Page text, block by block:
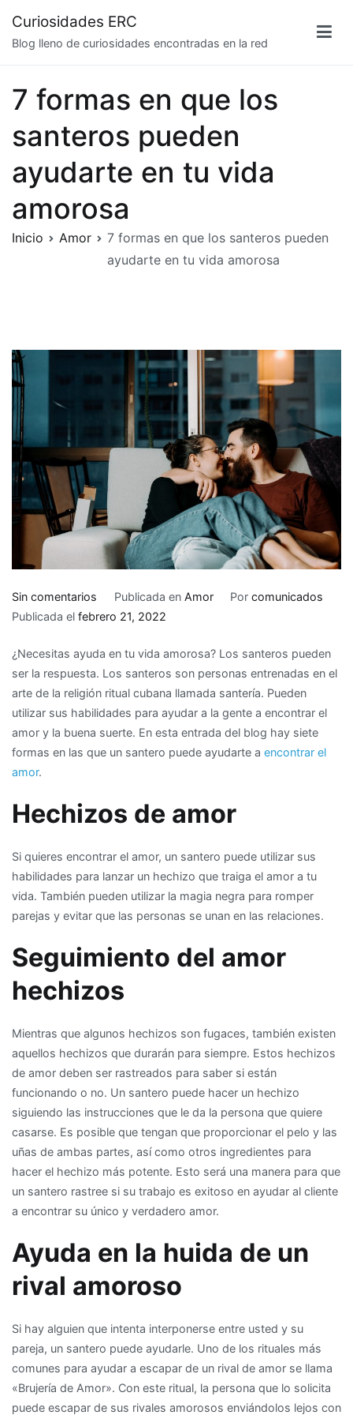
contenido
Curiosidades ERC
Blog lleno de curiosidades encontradas en la red
7 formas en que los
santeros pueden
ayudarte en tu vida
amorosa
Inicio Amor
7 formas en que los santeros pueden
ayudarte en tu vida amorosa
Sin comentarios
7
en
que
los
santeros
pueden
ayudarte
vida
Publicada en Amor Porcomunicados
Publicada el febrero 21, 2022
¿Necesitas ayuda en tu vida amorosa? Los santeros pueden
ser la respuesta. Los santeros son personas entrenadas en el
arte de la religión ritual cubana llamada santería. Pueden
utilizar sus habilidades para ayudar a la gente a encontrar el
amor y la buena suerte. En esta entrada del blog hay siete
formas en las que un santero puede ayudarte a encontrar el
amor.
Hechizos de amor
Si quieres encontrar el amor, un santero puede utilizar sus
habilidades para lanzar un hechizo que traiga el amor a tu
vida. También pueden utilizar la magia negra para romper
parejas y evitar que las personas se unan en las relaciones.
Seguimiento del amor
hechizos
Mientras que algunos hechizos son fugaces, también existen
aquellos hechizos que durarán para siempre. Estos hechizos
de amor deben ser rastreados para saber si están
funcionando o no. Un santero puede hacer un hechizo
siguiendo las instrucciones que le da la persona que quiere
casarse. Es posible que tengan que proporcionar el pelo y las
uñas de ambas partes, así como otros ingredientes para
hacer el hechizo más potente. Esto será una manera para que
un santero rastree si su trabajo es exitoso en ayudar al cliente
a encontrar su único y verdadero amor.
Ayuda en la huida de un
rival amoroso
Si hay alguien que intenta interponerse entre usted y su
pareja, un santero puede ayudarle. Uno de los rituales más
comunes para ayudar a escapar de un rival de amor se llama
«Brujería de Amor». Con este ritual, la persona que lo solicita
puede escapar de sus rivales amorosos enviándolos lejos con